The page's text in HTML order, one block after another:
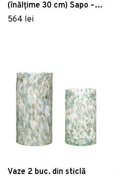
(înălțime 30 cm) Sapo –
Hübsch
564 lei
Vaze 2 buc. din sticlă